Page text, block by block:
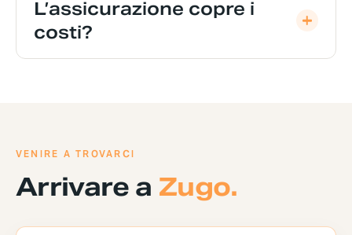
L’assicurazione copre i
costi?
VENIRE A TROVARCI
Arrivare a Zugo.